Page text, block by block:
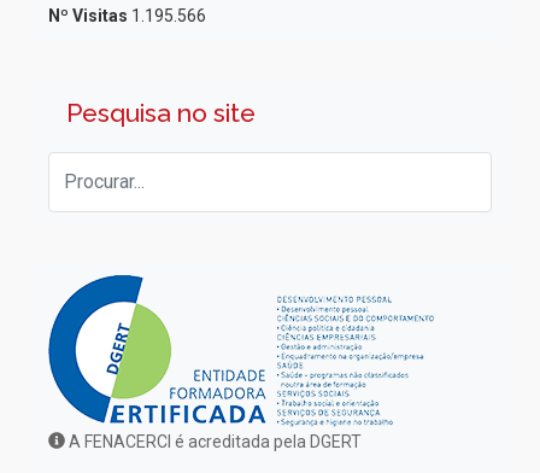
Nº Visitas 1.195.566
Pesquisa no site
A FENACERCI é acreditada pela DGERT